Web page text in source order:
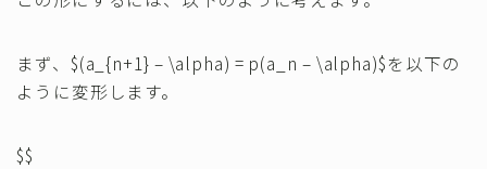
まず、$(a_{n+1} – \alpha) = p(a_n – \alpha)$を以下の
ように変形します。
$$